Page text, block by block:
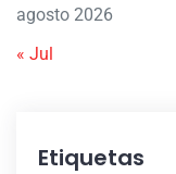
agosto 2026
« Jul
Etiquetas